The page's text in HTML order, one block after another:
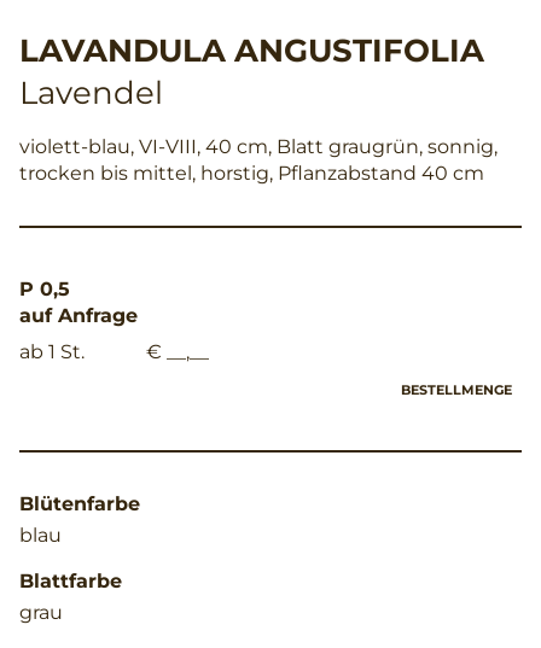
LAVANDULA ANGUSTIFOLIA
Lavendel
violett-blau, VI-VIII, 40 cm, Blatt graugrün, sonnig,
trocken bis mittel, horstig, Pflanzabstand 40 cm
P 0,5
auf Anfrage
ab 1 St.
€ __,__
BESTELLMENGE
Blütenfarbe
blau
Blattfarbe
grau